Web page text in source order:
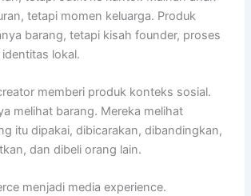
tetapi momen keluarga. Produk
barang, tetapi kisah founder, proses
lokal.
memberi produk konteks sosial.
melihat barang. Mereka melihat
itu dipakai, dibicarakan, dibandingkan,
dan dibeli orang lain.
menjadi media experience.